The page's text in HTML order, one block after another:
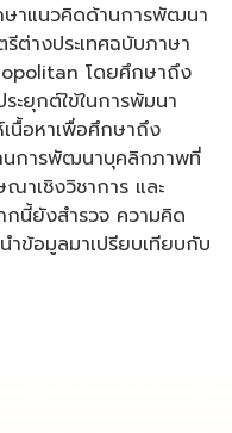
ษาแนวคิดด้านการพัฒนา
ต่างประเทศฉบับภาษา
โดยศึกษาถึง
ะยุกต์ใข้ในการพัมนา
นื้อหาเพื่อศึกษาถึง
นการพัฒนาบุคลิกภาพที่
าเชิงวิชาการ และ
นี้ยังสำรวจ ความคิด
ข้อมูลมาเปรียบเทียบกับ